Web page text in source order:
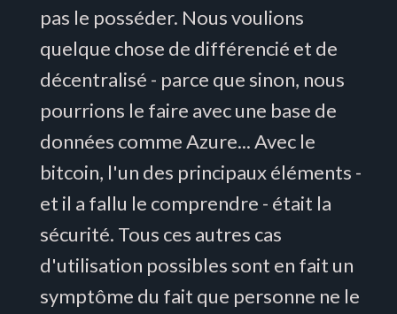
pas le posséder. Nous voulions
quelque chose de différencié et de
décentralisé - parce que sinon, nous
pourrions le faire avec une base de
données comme Azure... Avec le
bitcoin, l'un des principaux éléments -
et il a fallu le comprendre - était la
sécurité. Tous ces autres cas
d'utilisation possibles sont en fait un
symptôme du fait que personne ne le